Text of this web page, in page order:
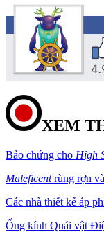
XEM
Bảo chứng cho High
Maleficentrùng rợn
Các nhà thiết kế áp
Ống kính Quái vật